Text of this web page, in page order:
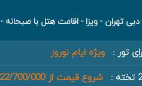
تهران - ویزا - اقامت هتل با صبحانه -
تور :
ویژه ایام نوروز
شروع قیمت از 22/700/000